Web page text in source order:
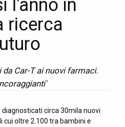
l'anno in
ricerca
Car-T ai nuovi farmaci.
circa 30mila nuovi
cui oltre 2.100 tra bambini e